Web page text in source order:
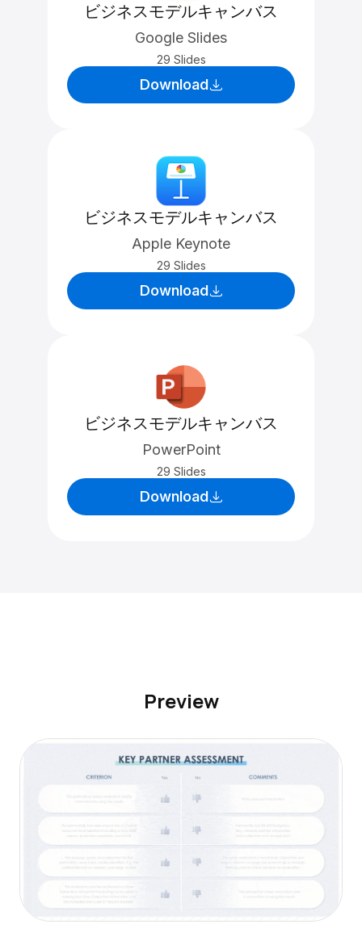
ビジネスモデルキャンバス
Google Slides
29 Slides
Download
ビジネスモデルキャンバス
Apple Keynote
29 Slides
Download
ビジネスモデルキャンバス
PowerPoint
29 Slides
Download
Preview